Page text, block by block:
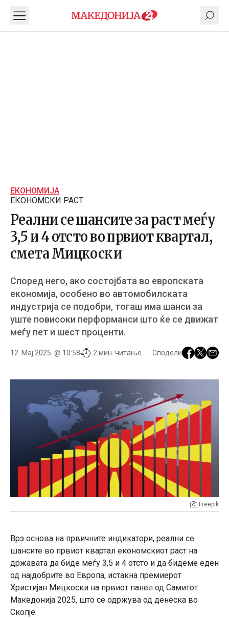
ЕКОНОМИЈА
ЕКОНОМСКИ РАСТ
Реални се шансите за раст меѓу
3,5 и 4 отсто во првиот квартал,
смета Мицкоски
Според него, ако состојбата во европската
економија, особено во автомобилската
индустрија се подобри, тогаш има шанси за
уште повисоки перформанси што ќе се движат
меѓу пет и шест проценти.
12. Мај 2025. @ 10:58 2 мин. читање Сподели
Freepik
Врз основа на првичните индикатори, реални се
шансите во првиот квартал економскиот раст на
државата да биде меѓу 3,5 и 4 отсто и да бидеме еден
од најдобрите во Европа, истакна премиерот
Христијан Мицкоски на првиот панел од Самитот
Македонија 2025, што се одржува од денеска во
Скопје.